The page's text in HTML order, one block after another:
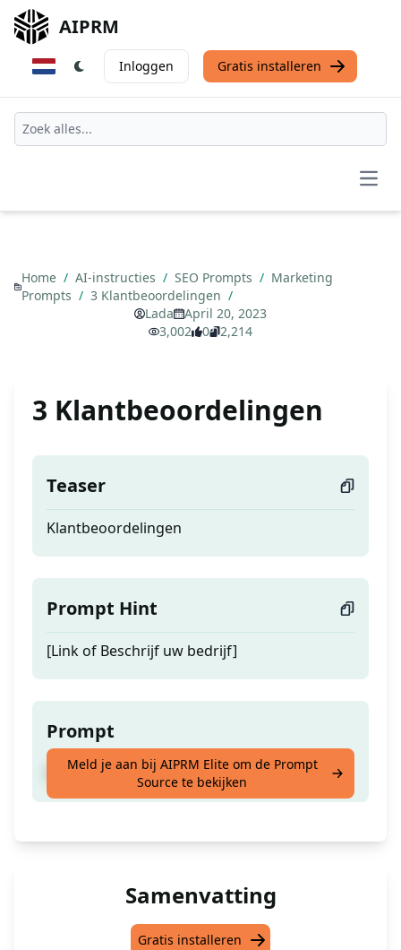
AIPRM
Inloggen Gratis installeren
Home / AI-instructies / SEO Prompts / Marketing
Prompts / 3 Klantbeoordelingen /
Lada
April 20, 2023
3,002
0 2,214
3 Klantbeoordelingen
Teaser
Klantbeoordelingen
Prompt Hint
[Link of Beschrijf uw bedrijf]
Prompt
Klantbeoordelingen
Meld je aan bij AIPRM Elite om de Prompt
Source te bekijken
Samenvatting
Gratis installeren